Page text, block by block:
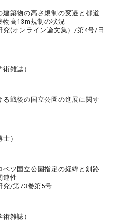
建築物の高さ規制の変遷と都道
物高13m規制の状況
究(オンライン論文集）/第4号/日
雑誌）
る戦後の国立公園の進展に関す
）
ベツ国立公園指定の経緯と釧路
連性
究/第73巻第5号
雑誌）